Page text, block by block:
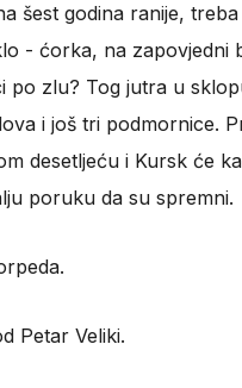
šest godina ranije,
- ćorka, na zapovjedni
po zlu? Tog jutra u
i još tri podmornice.
desetljeću i Kursk će
poruku da su spremni.
Petar Veliki.